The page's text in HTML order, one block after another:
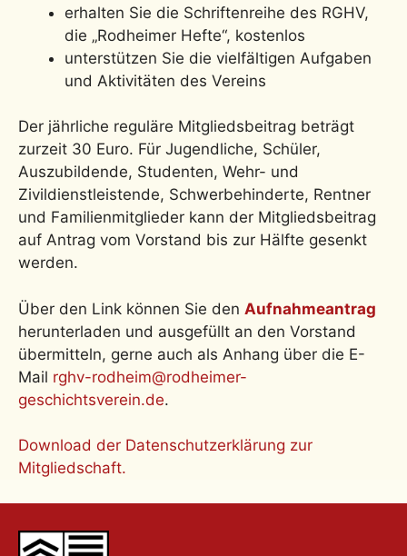
erhalten Sie die Schriftenreihe des RGHV,
die „Rodheimer Hefte“, kostenlos
unterstützen Sie die vielfältigen Aufgaben
und Aktivitäten des Vereins
Der jährliche reguläre Mitgliedsbeitrag beträgt
zurzeit 30 Euro. Für Jugendliche, Schüler,
Auszubildende, Studenten, Wehr- und
Zivildienstleistende, Schwerbehinderte, Rentner
und Familienmitglieder kann der Mitgliedsbeitrag
auf Antrag vom Vorstand bis zur Hälfte gesenkt
werden.
Über den Link können Sie den Aufnahmeantrag
herunterladen und ausgefüllt an den Vorstand
übermitteln, gerne auch als Anhang über die E-
Mail rghv-rodheim@rodheimer-
geschichtsverein.de.
Download der Datenschutzerklärung zur
Mitgliedschaft.